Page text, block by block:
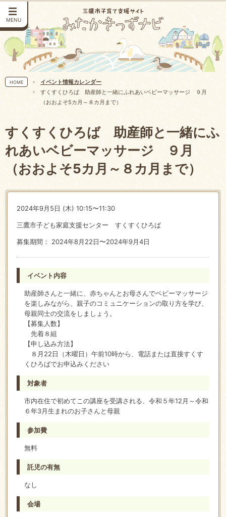
MENU
HOME
イベント情報カレンダー
すくすくひろば 助産師と一緒にふれあいベビーマッサージ ９月
（おおよそ5カ月～８カ月まで）
すくすくひろば 助産師と一緒にふ
れあいベビーマッサージ ９月
（おおよそ5カ月～８カ月まで）
2024年9月5日 (木) 10:15〜11:30
三鷹市子ども家庭支援センター すくすくひろば
募集期間： 2024年8月22日〜2024年9月4日
イベント内容
助産師さんと一緒に、赤ちゃんとお母さんでベビーマッサージ
を楽しみながら、親子のコミュニケーションの取り方を学び、
母親同士の交流をしましょう。
【募集人数】
先着８組
【申し込み方法】
８月22日（木曜日）午前10時から、電話または直接すくす
くひろばでお申込みください
対象者
市内在住で初めてこの講座を受講される、令和５年12月～令和
６年3月生まれのお子さんと母親
参加費
無料
託児の有無
なし
会場